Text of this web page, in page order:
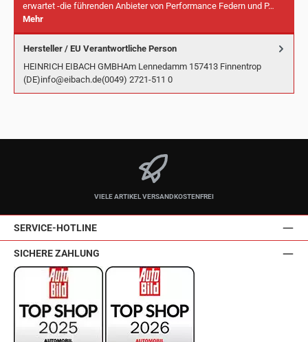
erwartet -die führenden Anbieter von Performance Federn und P…
Mehr
Hersteller / EU Verantwortliche Person
HEINRICH EIBACH GMBHAm Lennedamm 157413 Finnentrop
(DE)info@eibach.de(0049) 2721-511 0
VIELE ARTIKEL VERSANDKOSTENFREI
SERVICE-HOTLINE
SICHERE ZAHLUNG